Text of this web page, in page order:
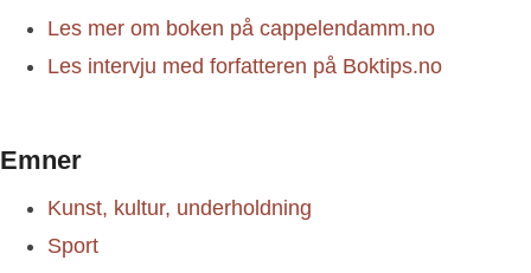
Les mer om boken på cappelendamm.no
Les intervju med forfatteren på Boktips.no
Emner
Kunst, kultur, underholdning
Sport